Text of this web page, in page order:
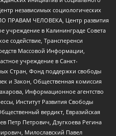
независимых социологических
ПРАВАМ ЧЕЛОВЕКА, Центр развития
учреждение в Калининграде Совета
содействие, Трансперенси
Массовой Информации,
учреждение в Санкт-
Стран, Фонд поддержки свободы
и Закон, Общественная комиссия
Информационное агентство
Институт Развития Свободы
вердикт, Евразийская
Петр Петрович, Дзугкоева Регина
Милославский Павел